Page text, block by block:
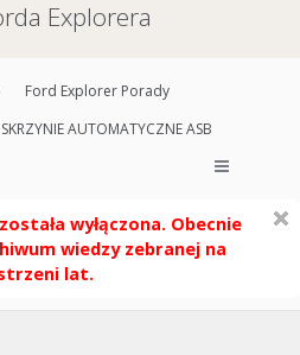
Explorera
Ford Explorer Porady
SKRZYNIE AUTOMATYCZNE ASB
wyłączona. Obecnie
wiedzy zebranej na
lat.